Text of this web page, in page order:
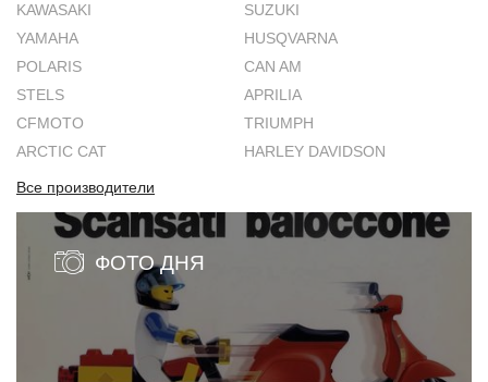
KAWASAKI
SUZUKI
YAMAHA
HUSQVARNA
POLARIS
CAN AM
STELS
APRILIA
CFMOTO
TRIUMPH
ARCTIC CAT
HARLEY DAVIDSON
Все производители
ФОТО ДНЯ